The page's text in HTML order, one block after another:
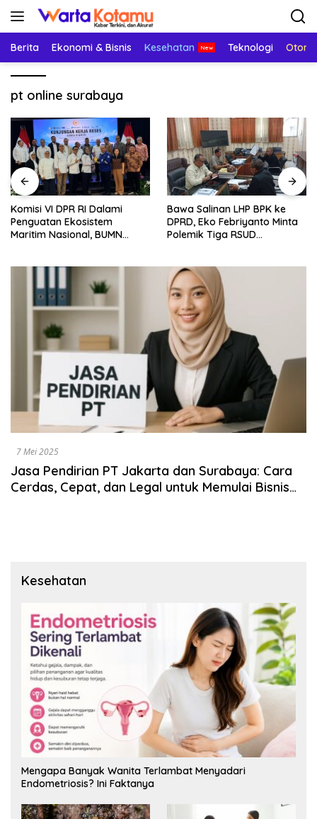
Langsung
Berita Ekonomi & Bisnis Kesehatan Teknologi
pt online surabaya
Komisi VI DPR RI Dalami
Penguatan Ekosistem
Maritim Nasional, BUMN
Bawa Salinan LHP BPK ke
DPRD, Eko Febriyanto Minta
Polemik Tiga RSUD
7 Mei 2025
Jasa Pendirian PT Jakarta dan Surabaya: Cara
Cerdas, Cepat, dan Legal untuk Memulai Bisnis
Kesehatan
Mengapa Banyak Wanita Terlambat Menyadari
Endometriosis? Ini Faktanya